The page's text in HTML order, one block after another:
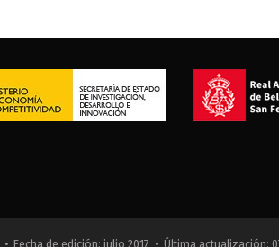
• Fecha de edición: julio 2017 • Última actualización: